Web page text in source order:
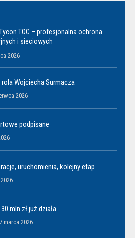
TOC – profesjonalna ochrona
i sieciowych
2026
Wojciecha Surmacza
2026
podpisane
uruchomienia, kolejny etap
mln zł już działa
marca 2026